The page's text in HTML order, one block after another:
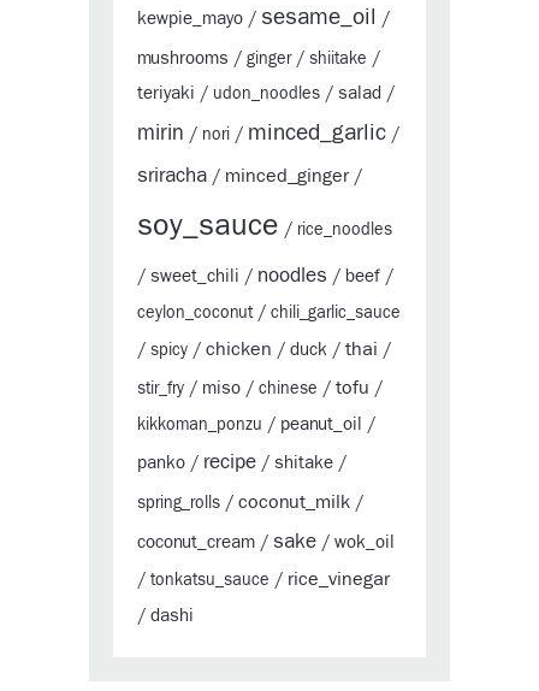
kewpie_mayo / sesame_oil /
mushrooms / ginger/ shiitake /
teriyaki / udon_noodles / salad /
mirin / nori / minced_garlic /
sriracha / minced_ginger/
soy_sauce / rice_noodles
/ sweet_chili / noodles / beef /
ceylon_coconut/ chili_garlic_sauce
/ spicy / chicken / duck / thai /
stir_fry / miso / chinese / tofu /
kikkoman_ponzu / peanut_oil /
panko / recipe / shitake /
spring_rolls / coconut_milk /
coconut_cream / sake / wok_oil
/ tonkatsu_sauce / rice_vinegar
/ dashi